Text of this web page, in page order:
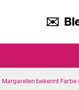
✉️
Margareten bekennt